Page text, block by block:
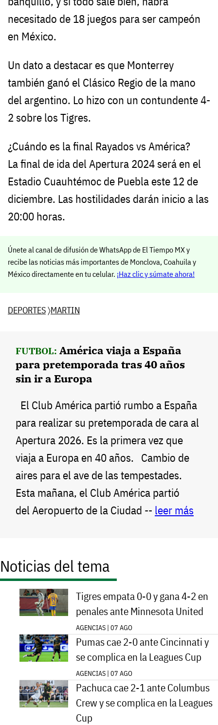
necesitado de 18 juegos para ser campeón
en México.
Un dato a destacar es que Monterrey
también ganó el Clásico Regio de la mano
del argentino. Lo hizo con un contundente 4-
2 sobre los Tigres.
¿Cuándo es la final Rayados vs América?
La final de ida del Apertura 2024 será en el
Estadio Cuauhtémoc de Puebla este 12 de
diciembre. Las hostilidades darán inicio a las
20:00 horas.
Únete al canal de difusión de WhatsApp de El Tiempo MX y
recibe las noticias más importantes de Monclova, Coahuila y
México directamente en tu celular. ¡Haz clic y súmate ahora!
DEPORTES〉MARTIN
FUTBOL: América viaja a España
para pretemporada tras 40 años
sin ir a Europa
El Club América partió rumbo a España
para realizar su pretemporada de cara al
Apertura 2026. Es la primera vez que
viaja a Europa en 40 años. Cambio de
aires para el ave de las tempestades.
Esta mañana, el Club América partió
del Aeropuerto de la Ciudad -- leer más
Noticias del tema
Tigres empata 0-0 y gana 4-2 en
penales ante Minnesota United
AGENCIAS | 07 AGO
Pumas cae 2-0 ante Cincinnati y
se complica en la Leagues Cup
AGENCIAS | 07 AGO
Pachuca cae 2-1 ante Columbus
Crew y se complica en la Leagues
Cup